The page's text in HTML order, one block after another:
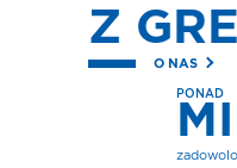
Z
O NAS
PONAD